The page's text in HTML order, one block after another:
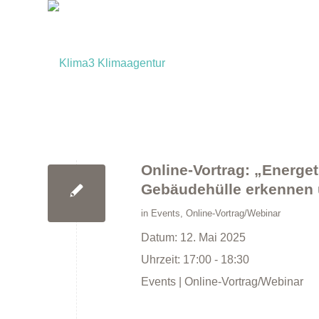
Online-Vortrag:
Gebäudehülle erkennen
in Events, Online-Vortrag/Webinar
Datum: 12. Mai 2025
Uhrzeit: 17:00 - 18:30
Events | Online-Vortrag/Webinar